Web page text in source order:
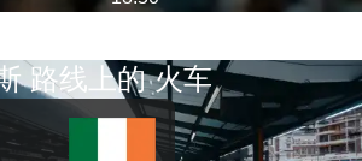
路线上的 火车